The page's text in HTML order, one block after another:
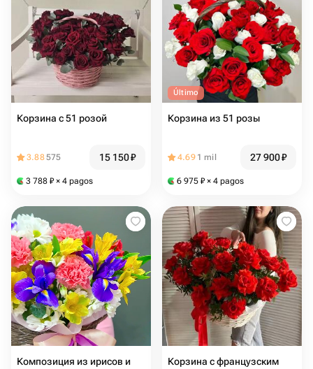
Корзина с 51 розой
3.88575 15 150₽
3 788 ₽ × 4 pagos
Último
Корзина из 51 розы
4.69 1 mil 27 900₽
6 975 ₽ × 4 pagos
Композиция из ирисов и
Корзина с французским